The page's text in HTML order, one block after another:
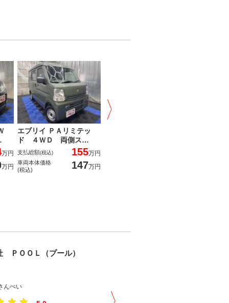
万円
万円
エブリイ ＰＡリミテッ
ド ４ＷＤ 両側ス…
支払総額(税込) 155万円
車両本体価格
(税込)
147万円
ＰＯＯＬ（プール）
んぺい